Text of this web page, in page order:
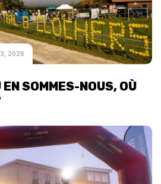
2026
SOMMES-NOUS, OÙ